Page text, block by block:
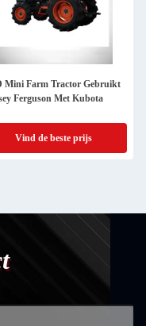
Mini Farm Tractor Gebruikt
Ferguson Met Kubota
Vind de beste prijs